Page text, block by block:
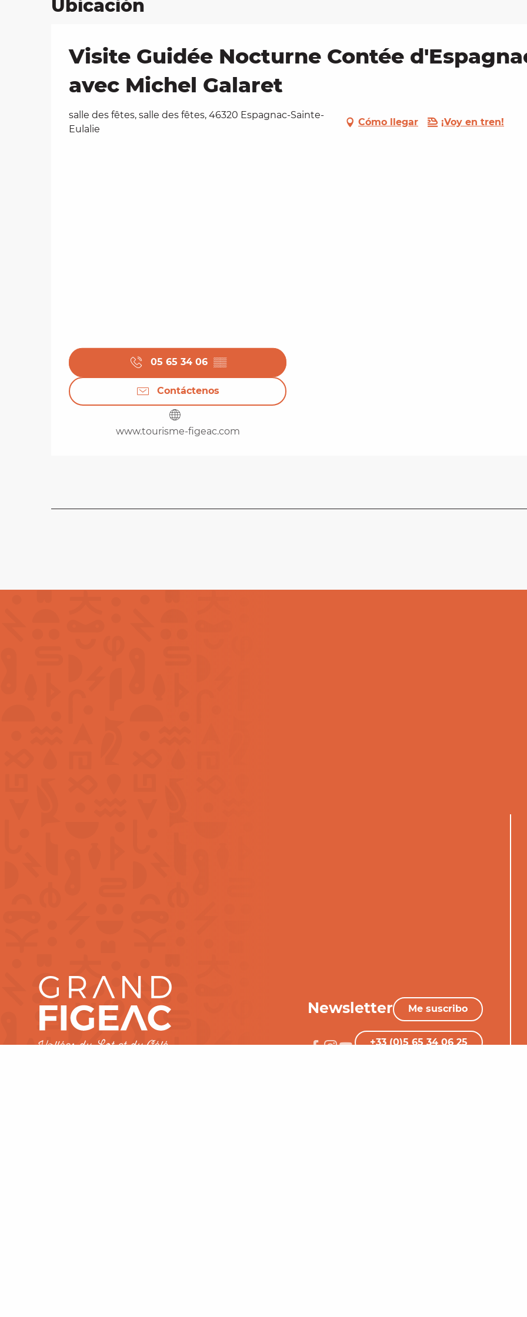
Ubicación
Visite Guidée Nocturne Contée
avec Michel Galaret
salle des fêtes, salle des fêtes, 46320 Espagnac-Sainte-
Eulalie
Cómo llegar ¡Voy en tren!
05 65 34 06 ▒▒
Contáctenos
www.tourisme-figeac.com
Newsletter Me suscribo
+33 (0)5 65 34 06 25